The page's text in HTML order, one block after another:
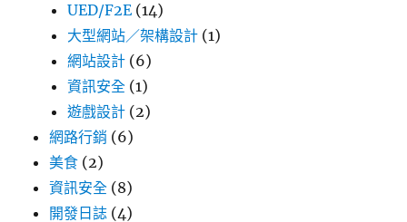
UED/F2E (14)
大型網站／架構設計 (1)
網站設計 (6)
資訊安全 (1)
遊戲設計 (2)
網路行銷 (6)
美食 (2)
資訊安全 (8)
開發日誌 (4)